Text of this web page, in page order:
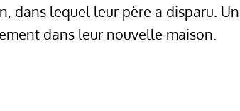
dans lequel leur père a disparu. Un
dans leur nouvelle maison.